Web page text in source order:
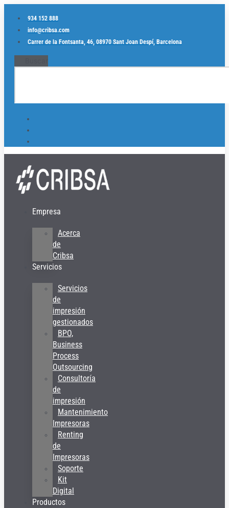
Ir
contenido
934 152 888
info@cribsa.com
Carrer de la Fontsanta, 46, 08970 Sant Joan Despí, Barcelona
Empresa
Acerca
de
Cribsa
Servicios
Servicios
de
impresión
gestionados
BPO,
Business
Process
Outsourcing
Consultoría
de
impresión
Mantenimiento
Impresoras
Renting
de
Impresoras
Soporte
Kit
Digital
Productos